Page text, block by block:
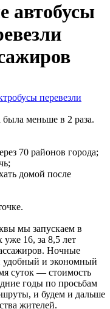
автобусы
меньше в 2 раза.
70 районов города;
домой после
мы запускаем в
16, за 8,5 лет
Ночные
удобный и экономный
суток — стоимость
годы по просьбам
и будем и дальше
жителей.